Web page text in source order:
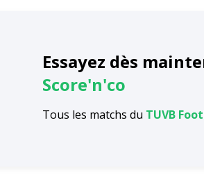
Essayez dès
Score'n'co
Tous les matchs du TUVB